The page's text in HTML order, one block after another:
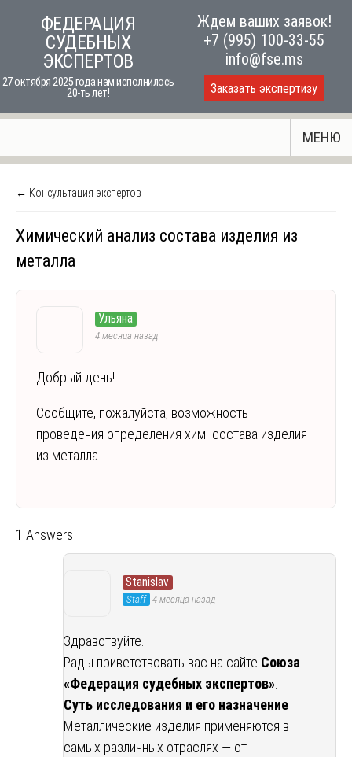
ФЕДЕРАЦИЯ
СУДЕБНЫХ
ЭКСПЕРТОВ
27 октября 2025 года нам исполнилось
20-ть лет!
Ждем ваших заявок!
+7 (995) 100-33-55
info@fse.ms
Заказать экспертизу
МЕНЮ
← Консультация экспертов
Химический анализ состава изделия из
металла
Ульяна
4 месяца назад
Добрый день!
Сообщите, пожалуйста, возможность
проведения определения хим. состава изделия
из металла.
1 Answers
Stanislav
Staff 4 месяца назад
Здравствуйте.
Рады приветствовать вас на сайте Союза
«Федерация судебных экспертов»
Суть исследования и его назначение
Металлические изделия применяются в
самых различных отраслях — от